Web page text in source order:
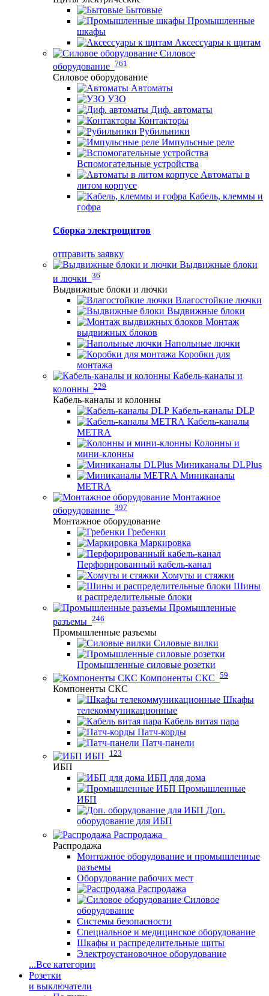
Бытовые
Промышленные
шкафы
Аксессуары к щитам
Силовое
оборудование 761
Силовое оборудование
Автоматы
УЗО
Диф. автоматы
Контакторы
Рубильники
Импульсные реле
Вспомогательные устройства
Автоматы в
литом корпусе
Кабель, клеммы и
гофра
Сборка электрощитов
отправить заявку
Выдвижные блоки
и лючки 36
Выдвижные блоки и лючки
Влагостойкие лючки
Выдвижные блоки
Монтаж
выдвижных блоков
Напольные лючки
Коробки для
монтажа
Кабель-каналы и
колонны 229
Кабель-каналы и колонны
Кабель-каналы DLP
Кабель-каналы
METRA
Колонны и
мини-клонны
Миниканалы DLPlus
Миниканалы
METRA
Монтажное
оборудование 397
Монтажное оборудование
Гребенки
Маркировка
Перфорированный кабель-канал
Хомуты и стяжки
Шины
и распределительные блоки
Промышленные
разъемы 246
Промышленные разъемы
Силовые вилки
Промышленные силовые розетки
Компоненты СКС 59
Компоненты СКС
Шкафы
телекоммуникационные
Кабель витая пара
Патч-корды
Патч-панели
ИБП
123
ИБП
ИБП для дома
Промышленные
ИБП
Доп.
оборудование для ИБП
Распродажа
Распродажа
Монтажное оборудование и промышленные
разъемы
Оборудование рабочих мест
Распродажа
Силовое
оборудование
Системы безопасности
Специальное и медицинское оборудование
Шкафы и распределительные щиты
Электроустановочное оборудование
...Все категории
Розетки
и выключатели